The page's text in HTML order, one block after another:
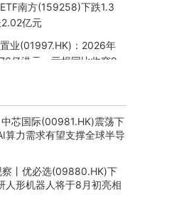
南方(159258)下跌1.3
2.02亿元
业(01997.HK)：2026年
亿港元，亏损同比收窄9
67.69亿港元，同比增加
5G(03193.HK)涨1.0
元
永赢(159206)上涨1.0
芯国际(00981.HK)震荡下
算力需求有望支撑全球半导
察丨优必选(09880.HK)下
人形机器人将于8月初亮相